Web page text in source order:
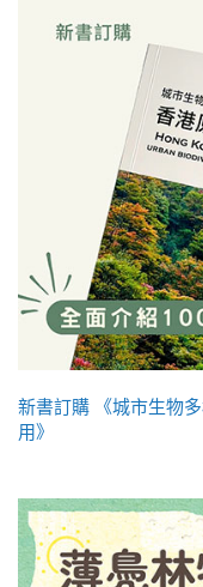
新書訂購 《城市生物
用》